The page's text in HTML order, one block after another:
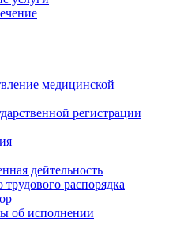
медицинской
регистрации
дейтельность
распорядка
об исполнении